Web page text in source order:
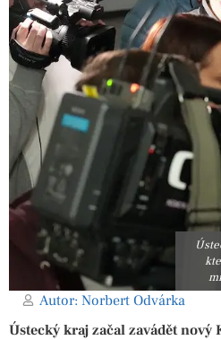
Autor: Norbert Odvárka
Ústecký kraj začal zavádět